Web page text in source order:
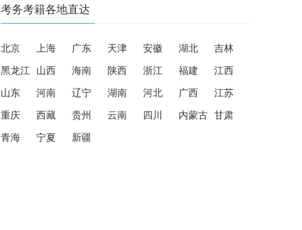
考务考籍各地直达
北京 上海 广东 天津 安徽 湖北 吉林
黑龙江 山西 海南 陕西 浙江 福建 江西
山东 河南 辽宁 湖南 河北 广西 江苏
重庆 西藏 贵州 云南 四川 内蒙古 甘肃
青海 宁夏 新疆